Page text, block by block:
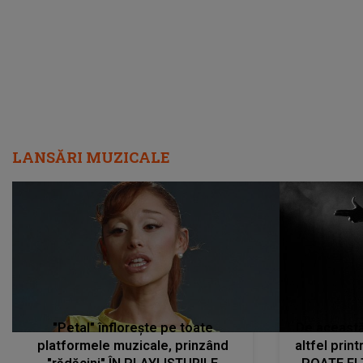
LANSĂRI MUZICALE
"Petal" înflorește pe toate
platformele muzicale, prinzând
altfel